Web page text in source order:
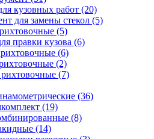
кузовных работ (20)
для замены стекол (5)
(5)
правки кузова (6)
(6)
(2)
(7)
(36)
(19)
(8)
(14)